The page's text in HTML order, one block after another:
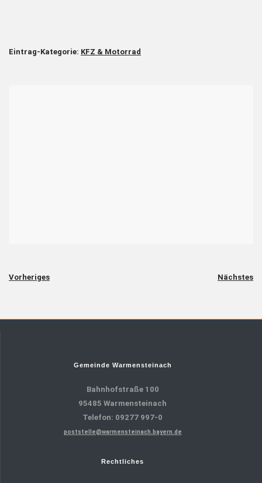
Eintrag-Kategorie: KFZ & Motorrad
Vorheriges Nächstes
Gemeinde Warmensteinach
Bahnhofstraße 100
95485 Warmensteinach
Telefon: 09277 997-0
poststelle@warmensteinach.bayern.de
Rechtliches